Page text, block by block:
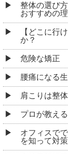
整体の選び
おすすめの理
【どこに行
か？
危険な矯正
腰痛になる
肩こりは整
プロが教え
オフィスで
を知って対策